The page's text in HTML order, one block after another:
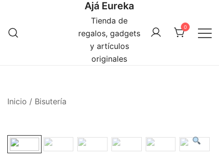
contenido
Ajá Eureka
Tienda de
regalos, gadgets
y artículos
originales
0
Inicio / Bisutería